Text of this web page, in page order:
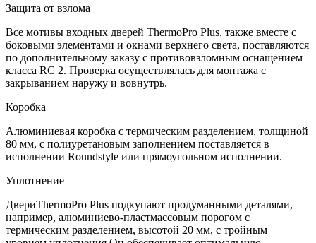
Защита от взлома
Все мотивы входных дверей ThermoPro Plus, также вместе с
боковыми элементами и окнами верхнего света, поставляются
по дополнительному заказу с противовзломным оснащением
класса RC 2. Проверка осуществлялась для монтажа с
закрыванием наружу и вовнутрь.
Коробка
Алюминиевая коробка с термическим разделением, толщиной
80 мм, с полиуретановым заполнением поставляется в
исполнении Roundstyle или прямоугольном исполнении.
Уплотнение
ДвериThermoPro Plus подкупают продуманными деталями,
например, алюминиево-пластмассовым порогом с
термическим разделением, высотой 20 мм, с тройным